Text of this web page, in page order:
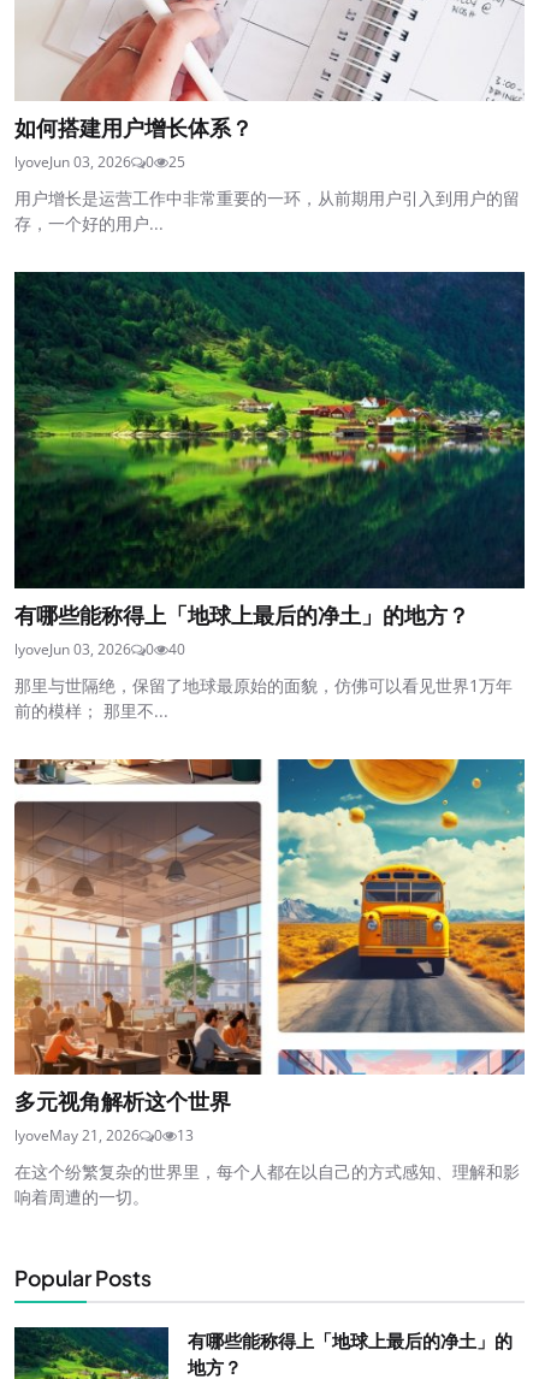
如何搭建用户增长体系？
lyoveJun 03, 2026 0 25
用户增长是运营工作中非常重要的一环，从前期用户引入到用户的留
存，一个好的用户...
有哪些能称得上「地球上最后的净土」的地方？
lyoveJun 03, 2026 0 40
那里与世隔绝，保留了地球最原始的面貌，仿佛可以看见世界1万年
前的模样； 那里不...
多元视角解析这个世界
lyoveMay 21, 2026 0 13
在这个纷繁复杂的世界里，每个人都在以自己的方式感知、理解和影
响着周遭的一切。
Popular Posts
有哪些能称得上「地球上最后的净土」的
地方？